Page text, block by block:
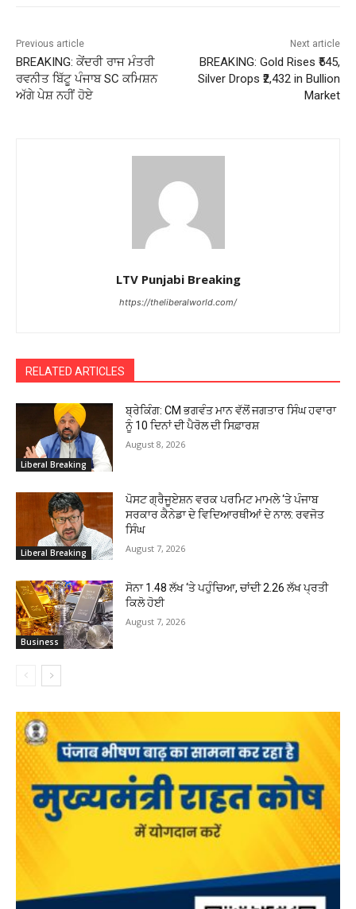
Previous article
BREAKING: ਕੇਂਦਰੀ ਰਾਜ ਮੰਤਰੀ
ਰਵਨੀਤ ਬਿੱਟੂ ਪੰਜਾਬ SC ਕਮਿਸ਼ਨ
ਅੱਗੇ ਪੇਸ਼ ਨਹੀਂ ਹੋਏ
Next article
BREAKING: Gold Rises ₹545,
Silver Drops ₹2,432 in Bullion
Market
LTV Punjabi Breaking
https://theliberalworld.com/
RELATED ARTICLES
Liberal Breaking
ਬ੍ਰੇਕਿੰਗ: CM ਭਗਵੰਤ ਮਾਨ ਵੱਲੋਂ ਜਗਤਾਰ ਸਿੰਘ ਹਵਾਰਾ
ਨੂੰ 10 ਦਿਨਾਂ ਦੀ ਪੈਰੋਲ ਦੀ ਸਿਫ਼ਾਰਸ਼
August 8, 2026
Liberal Breaking
ਪੋਸਟ ਗ੍ਰੈਜੂਏਸ਼ਨ ਵਰਕ ਪਰਮਿਟ ਮਾਮਲੇ ‘ਤੇ ਪੰਜਾਬ
ਸਰਕਾਰ ਕੈਨੇਡਾ ਦੇ ਵਿਦਿਆਰਥੀਆਂ ਦੇ ਨਾਲ: ਰਵਜੋਤ
ਸਿੰਘ
August 7, 2026
Business
ਸੋਨਾ ₹1.48 ਲੱਖ ‘ਤੇ ਪਹੁੰਚਿਆ, ਚਾਂਦੀ ₹2.26 ਲੱਖ ਪ੍ਰਤੀ
ਕਿਲੋ ਹੋਈ
August 7, 2026